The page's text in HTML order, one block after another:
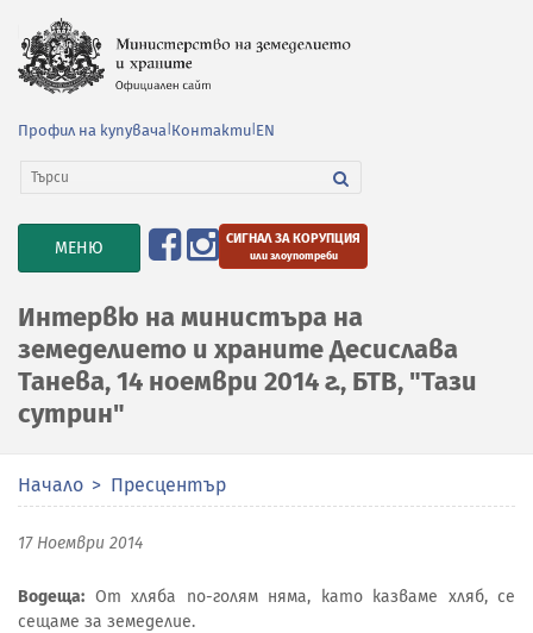
Профил на купувача Контакти EN
TOGGLE
NAVIGATION
МЕНЮ СИГНАЛ ЗА КОРУПЦИЯ
или злоупотреби
Интервю на министъра на
земеделието и храните Десислава
Танева, 14 ноември 2014 г., БТВ, "Тази
сутрин"
Начало Пресцентър
17 Ноември 2014
Водеща: От хляба по-голям няма, като казваме хляб, се
сещаме за земеделие.